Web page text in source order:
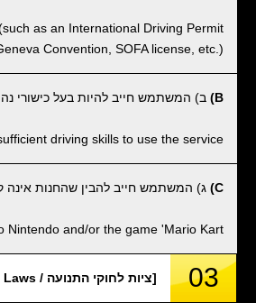
as an International Driving Permit
Convention, SOFA license, etc.).
B) ב) המשתמש חייב להיות בעל כישורי
driving skills to use the service.
C) ג) המשתמש חייב להבין שהחנות אינה
and/or the game 'Mario Kart'.
03 [ציות לחוקי התנועה / Compliance with Traffic Laws]